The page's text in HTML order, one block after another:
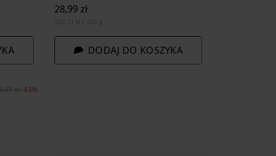
zł-43%
28,99 zł
322,11 zł / 100 g
DODAJ DO KOSZYKA